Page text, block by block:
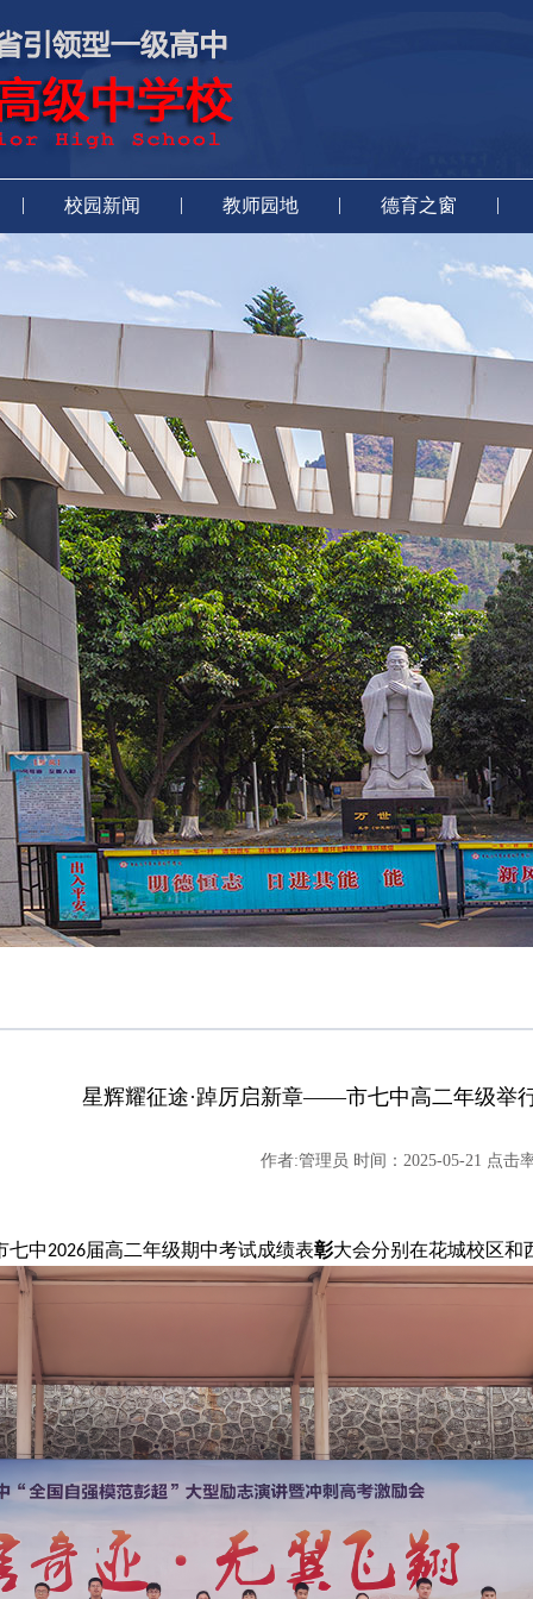
| 校园新闻 | 教师园地 | 德育之窗 |
星辉耀征途·踔厉启新章——市七中高二年级举
作者:管理员 时间：2025-05-21 点击
七中2026届高二年级期中考试成绩表彰大会分别在花城校区和